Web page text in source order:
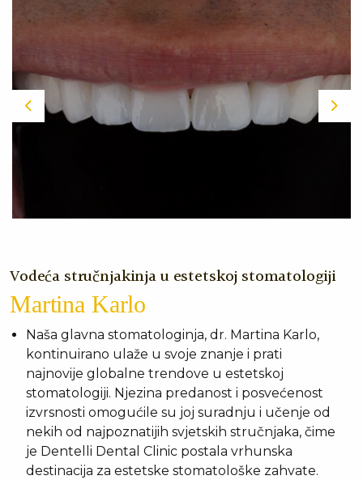
Previous
Vodeća stručnjakinja u estetskoj stomatologiji
Martina Karlo
Naša glavna stomatologinja, dr. Martina Karlo,
kontinuirano ulaže u svoje znanje i prati
najnovije globalne trendove u estetskoj
stomatologiji. Njezina predanost i posvećenost
izvrsnosti omogućile su joj suradnju i učenje od
nekih od najpoznatijih svjetskih stručnjaka, čime
je Dentelli Dental Clinic postala vrhunska
destinacija za estetske stomatološke zahvate.